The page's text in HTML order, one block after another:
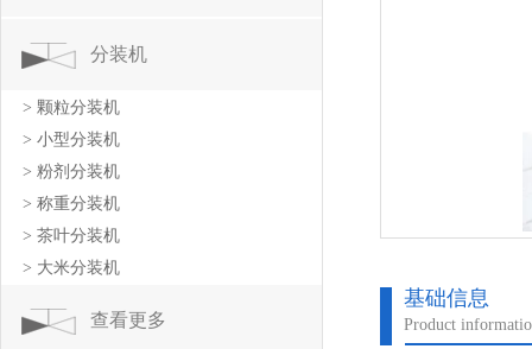
基础信息
Product
分装机
> 颗粒分装机
> 小型分装机
> 粉剂分装机
> 称重分装机
> 茶叶分装机
> 大米分装机
查看更多